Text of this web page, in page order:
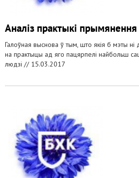
Аналіз практыкі
Галоўная выснова ў тым, што якія б мэты ні
на практыцы ад яго пацярпелі найбольш
людзі // 15.03.2017